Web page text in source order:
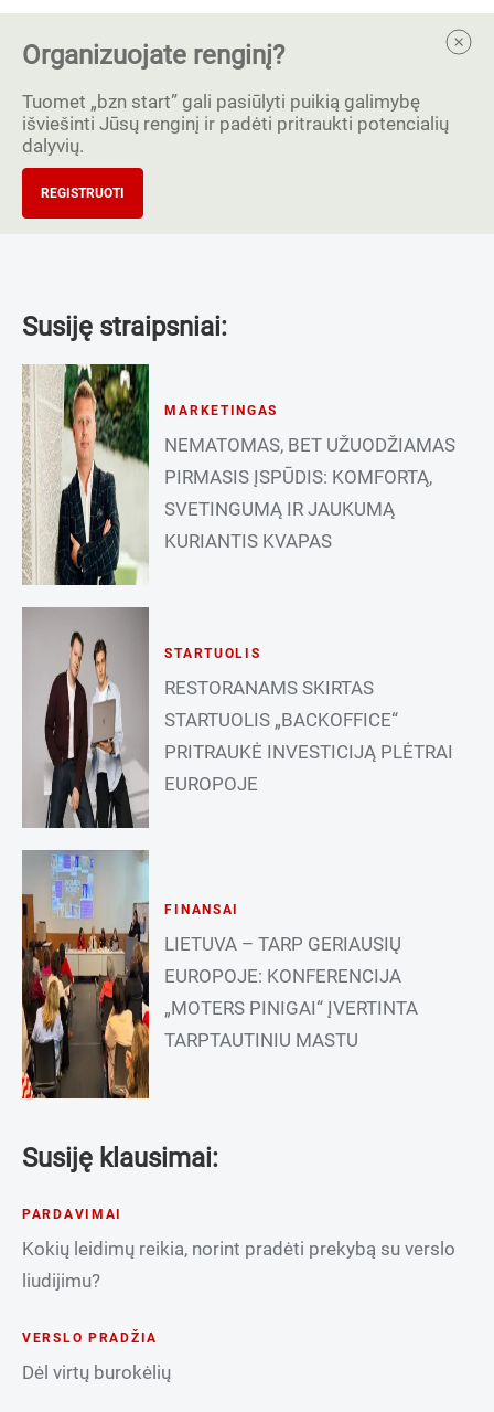
Organizuojate renginį?
Tuomet „bzn start” gali pasiūlyti puikią galimybę
išviešinti Jūsų renginį ir padėti pritraukti potencialių
dalyvių.
REGISTRUOTI
Susiję straipsniai:
MARKETINGAS
NEMATOMAS, BET UŽUODŽIAMAS
PIRMASIS ĮSPŪDIS: KOMFORTĄ,
SVETINGUMĄ IR JAUKUMĄ
KURIANTIS KVAPAS
STARTUOLIS
RESTORANAMS SKIRTAS
STARTUOLIS „BACKOFFICE“
PRITRAUKĖ INVESTICIJĄ PLĖTRAI
EUROPOJE
FINANSAI
LIETUVA – TARP GERIAUSIŲ
EUROPOJE: KONFERENCIJA
„MOTERS PINIGAI“ ĮVERTINTA
TARPTAUTINIU MASTU
Susiję klausimai:
PARDAVIMAI
Kokių leidimų reikia, norint pradėti prekybą su verslo
liudijimu?
VERSLO PRADŽIA
Dėl virtų burokėlių